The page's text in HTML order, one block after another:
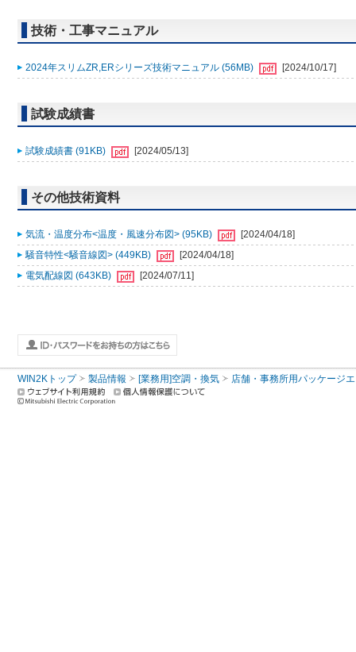
技術・工事マニュアル
2024年スリムZR,ERシリーズ技術マニュアル (56MB) [2024/10/17]
試験成績書
試験成績書 (91KB) [2024/05/13]
その他技術資料
気流・温度分布<温度・風速分布図> (95KB)
[2024/04/18]
騒音特性<騒音線図> (449KB)
[2024/04/18]
電気配線図 (643KB)
[2024/07/11]
WIN2Kトップ 製品情報 [業務用]空調・換気 店舗・事務所用パッケージ